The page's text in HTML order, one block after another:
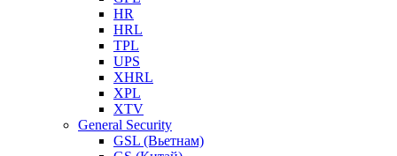
HR
HRL
TPL
UPS
XHRL
XPL
XTV
General Security
GSL (Вьетнам)